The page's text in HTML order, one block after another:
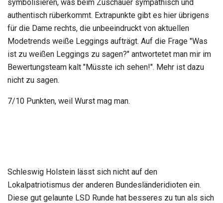
symbolisieren, was beim Zuschauer sympathisch und
authentisch rüberkommt. Extrapunkte gibt es hier übrigens
für die Dame rechts, die unbeeindruckt von aktuellen
Modetrends weiße Leggings aufträgt. Auf die Frage "Was
ist zu weißen Leggings zu sagen?" antwortetet man mir im
Bewertungsteam kalt "Müsste ich sehen!". Mehr ist dazu
nicht zu sagen.
7/10 Punkten, weil Wurst mag man.
Schleswig Holstein lässt sich nicht auf den
Lokalpatriotismus der anderen Bundesländeridioten ein.
Diese gut gelaunte LSD Runde hat besseres zu tun als sich